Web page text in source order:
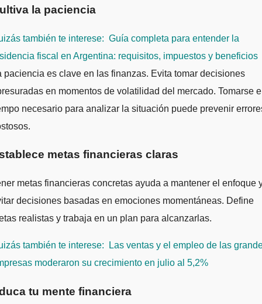
la paciencia
también te interese: Guía completa para entender la
fiscal en Argentina: requisitos, impuestos y beneficios
paciencia es clave en las finanzas. Evita tomar decisiones
en momentos de volatilidad del mercado. Tomarse
necesario para analizar la situación puede prevenir
metas financieras claras
metas financieras concretas ayuda a mantener el enfoque
decisiones basadas en emociones momentáneas. Define
realistas y trabaja en un plan para alcanzarlas.
también te interese:
Las ventas y el empleo de las
moderaron su crecimiento en julio al 5,2%
tu mente financiera